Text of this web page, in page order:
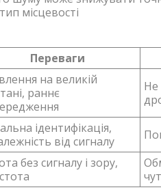
місцевості
Переваги
на великій
раннє
Не
ідентифікація,
від сигналу
без сигналу і зору,